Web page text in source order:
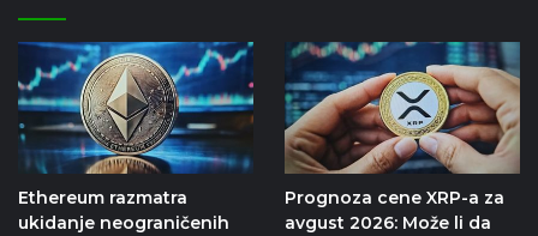
Ethereum razmatra
ukidanje neograničenih
Prognoza cene XRP-a za
avgust 2026: Može li da